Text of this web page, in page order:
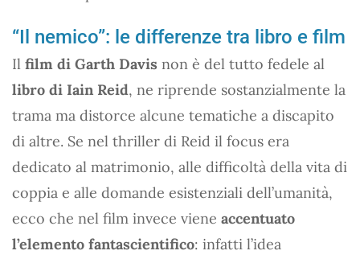
“Il nemico”: le differenze tra libro e film
Il film di Garth Davis non è del tutto fedele al
libro di Iain Reid, ne riprende sostanzialmente la
trama ma distorce alcune tematiche a discapito
di altre. Se nel thriller di Reid il focus era
dedicato al matrimonio, alle difficoltà della vita di
coppia e alle domande esistenziali dell’umanità,
ecco che nel film invece viene accentuato
l’elemento fantascientifico: infatti l’idea